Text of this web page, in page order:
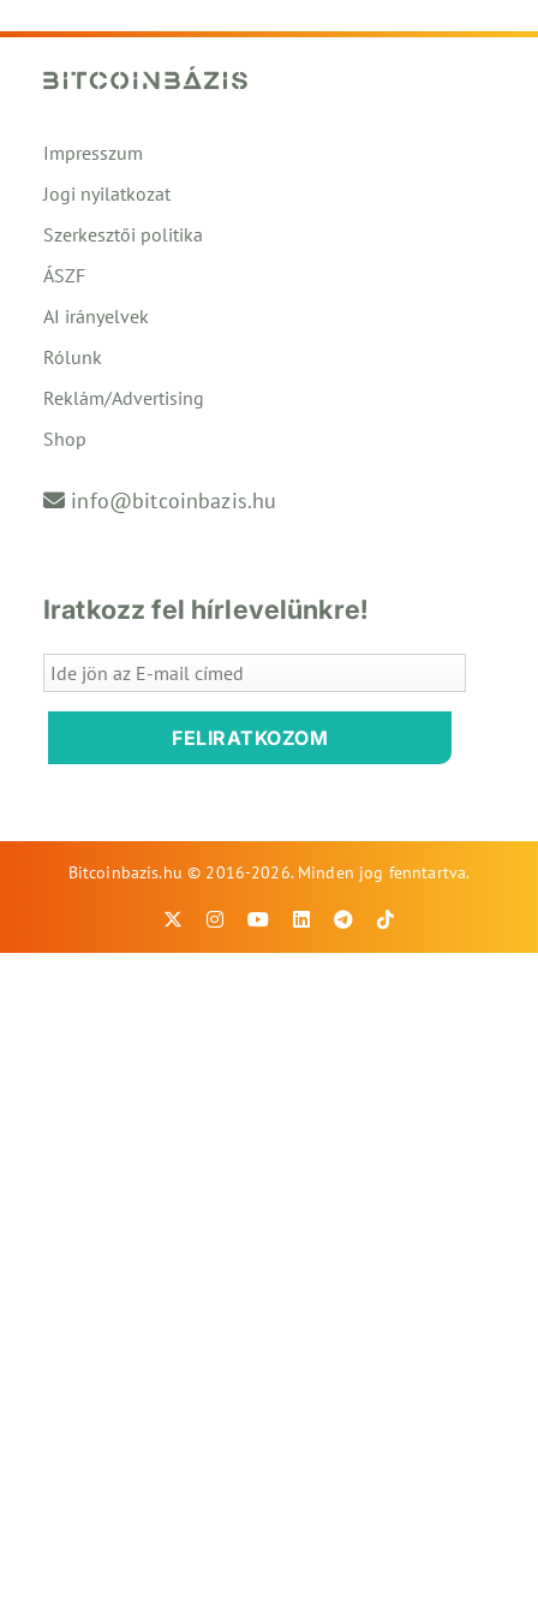
Impresszum
Jogi nyilatkozat
Szerkesztői politika
ÁSZF
AI irányelvek
Rólunk
Reklám/Advertising
Shop
info@bitcoinbazis.hu
Iratkozz fel hírlevelünkre!
FELIRATKOZOM
Bitcoinbazis.hu © 2016-2026. Minden jog fenntartva.